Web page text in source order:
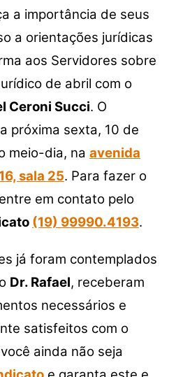
ar
e
a importância de seus
a orientações jurídicas
aos Servidores sobre
de abril com o
Ceroni Succi. O
próxima sexta, 10 de
meio-dia, na avenida
sala 25. Para fazer o
em contato pelo
(19) 99990.4193.
já foram contemplados
Dr. Rafael, receberam
necessários e
satisfeitos com o
ainda não seja